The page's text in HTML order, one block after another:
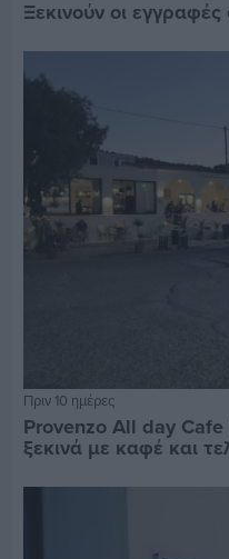
Ξεκινούν οι
Πριν 10 ημέρες
Provenzo All day
ξεκινά με καφέ και